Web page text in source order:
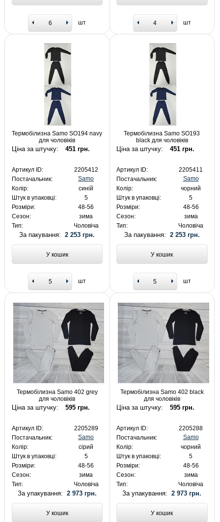
шт шт
Термобілизна Samo SO194 navy
для чоловіків
Ціна за штучку: 451 грн.
Артикул ID:
2205412
Постачальник:
Samo
Колір:
синій
Штук в упаковці:
5
Розміри:
48-56
Сезон:
зима
Тип:
Чоловіча
За пакування:2 253 грн.
У кошик
шт
Термобілизна Samo SO193
black для чоловіків
Ціна за штучку: 451 грн.
Артикул ID:
2205411
Постачальник:
Samo
Колір:
чорний
Штук в упаковці:
5
Розміри:
48-56
Сезон:
зима
Тип:
Чоловіча
За пакування: 2 253 грн.
У кошик
шт
Термобілизна Samo 402 grey
для чоловіків
Ціна за штучку: 595 грн.
Артикул ID:
2205289
Постачальник:
Samo
Колір:
сірий
Штук в упаковці:
5
Розміри:
48-56
Сезон:
зима
Тип:
Чоловіча
За упакування: 2 973 грн.
У кошик
Термобілизна Samo 402 black
для чоловіків
Ціна за штучку: 595 грн.
Артикул ID:
2205288
Постачальник:
Samo
Колір:
чорний
Штук в упаковці:
5
Розміри:
48-56
Сезон:
зима
Тип:
Чоловіча
За упакування:2 973 грн.
У кошик